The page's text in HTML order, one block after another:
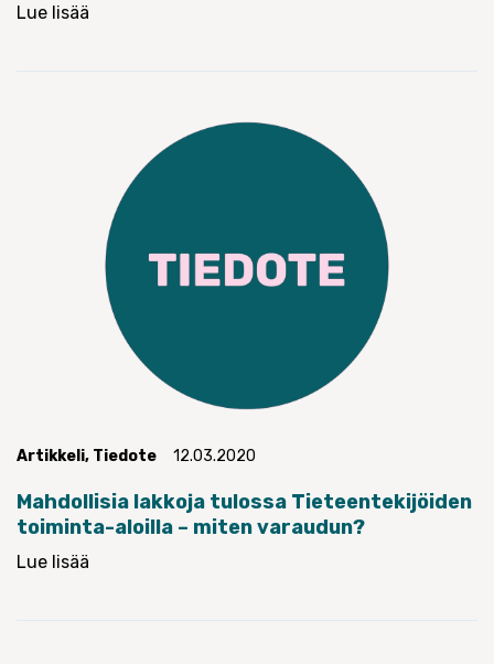
Lue lisää
Artikkeli, Tiedote 12.03.2020
Mahdollisia lakkoja tulossa Tieteentekijöiden
toiminta-aloilla – miten varaudun?
Lue lisää